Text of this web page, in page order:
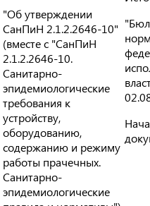
"Об утверждении
СанПиН 2.1.2.2646-10"
(вместе с "СанПиН
2.1.2.2646-10.
Санитарно-
эпидемиологические
требования к
устройству,
оборудованию,
содержанию и режиму
работы прачечных.
Санитарно-
эпидемиологические